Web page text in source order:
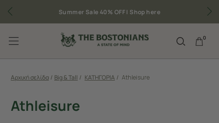
Summer Sale 40% OFF | Shop here
0
Αρχική σελίδα / Big & Tall / ΚΑΤΗΓΟΡΙΑ / Athleisure
Athleisure